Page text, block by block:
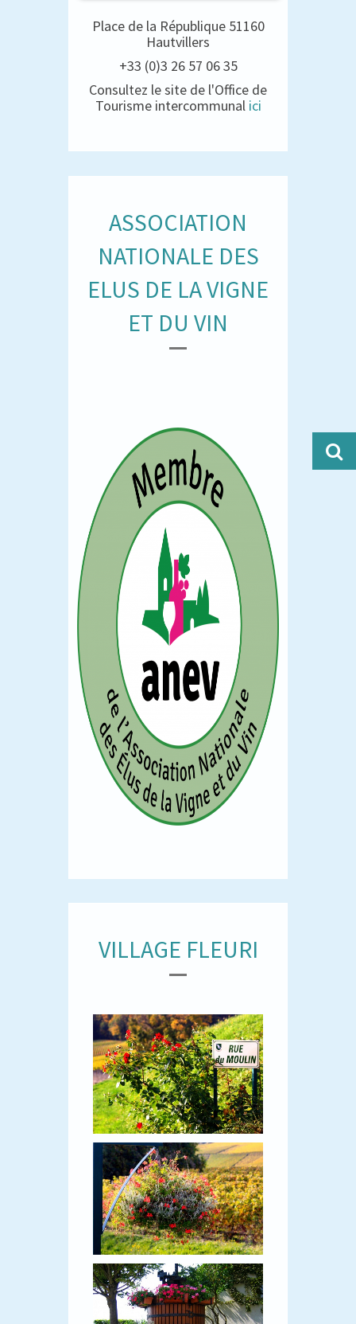
Place de la République 51160
Hautvillers
+33 (0)3 26 57 06 35
Consultez le site de l'Office de
Tourisme intercommunal ici
ASSOCIATION
NATIONALE DES
ELUS DE LA VIGNE
ET DU VIN
VILLAGE FLEURI